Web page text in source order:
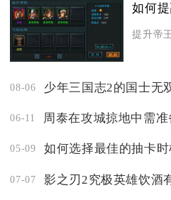
提升帝
08-06 少年三国志2的国士无
06-11 周泰在攻城掠地中需
05-09
07-07 影之刃2究极英雄饮酒